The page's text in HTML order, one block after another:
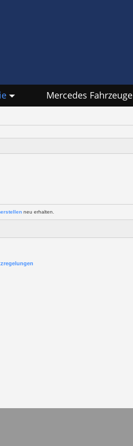
Mercedes Fahrzeuge
neu erhalten.